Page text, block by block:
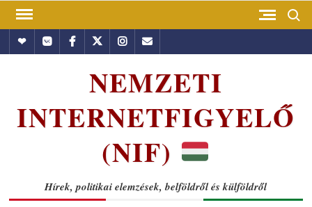
Skip
contentHundubVkontakte
Facebook
TwitterInstagram
Email
NEMZETI
INTERNETFIGYELŐ
(NIF)
Hírek, politikai elemzések, belföldről és külföldről